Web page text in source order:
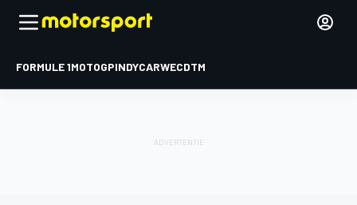
FORMULE 1MOTOGPINDYCARWECDTM